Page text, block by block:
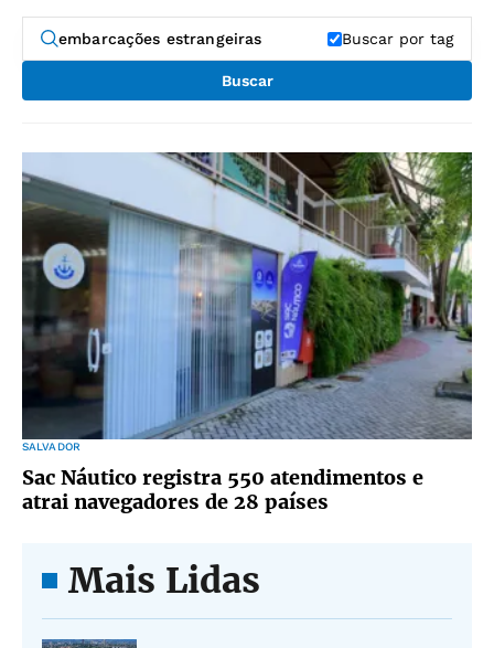
Buscar por tag
Buscar
SALVADOR
Sac Náutico registra 550 atendimentos e
atrai navegadores de 28 países
Mais Lidas